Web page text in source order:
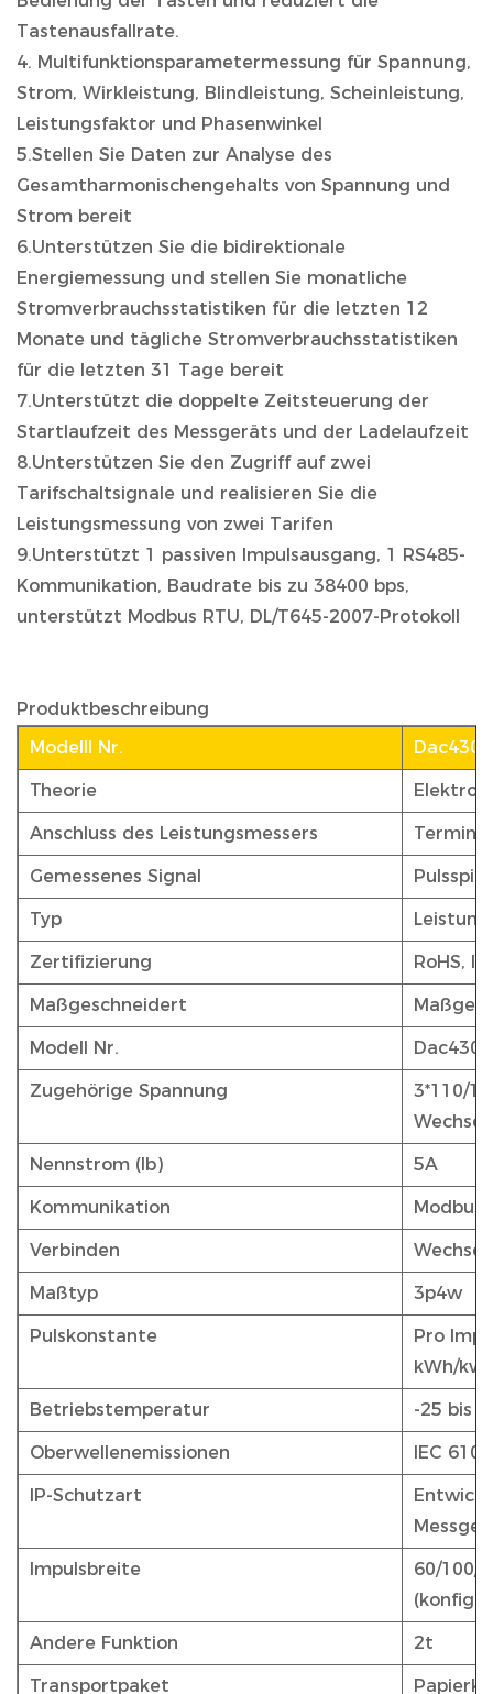
Tastenausfallrate.
4. Multifunktionsparametermessung für Spannung,
Strom, Wirkleistung, Blindleistung, Scheinleistung,
Leistungsfaktor und Phasenwinkel
5.Stellen Sie Daten zur Analyse des
Gesamtharmonischengehalts von Spannung und
Strom bereit
6.Unterstützen Sie die bidirektionale
Energiemessung und stellen Sie monatliche
Stromverbrauchsstatistiken für die letzten 12
Monate und tägliche Stromverbrauchsstatistiken
für die letzten 31 Tage bereit
7.Unterstützt die doppelte Zeitsteuerung der
Startlaufzeit des Messgeräts und der Ladelaufzeit
8.Unterstützen Sie den Zugriff auf zwei
Tarifschaltsignale und realisieren Sie die
Leistungsmessung von zwei Tarifen
9.Unterstützt 1 passiven Impulsausgang, 1 RS485-
Kommunikation, Baudrate bis zu 38400 bps,
unterstützt Modbus RTU, DL/T645-2007-Protokoll
Produktbeschreibung
Modelll Nr.
Dac4302
Theorie
Anschluss des Leistungsmessers Terminal
Gemessenes Signal
Typ
Zertifizierung RoHS,
Maßgeschneidert
Modell Nr. Dac4302
Zugehörige Spannung
3*110/
Nennstrom (Ib) 5A
Kommunikation Modbus
Verbinden
Maßtyp 3p4w
Pulskonstante
Pro
kWh/
Betriebstemperatur -25 bis
Oberwellenemissionen IEC
IP-Schutzart
Impulsbreite
60/100/
Andere Funktion 2t
Transportpaket